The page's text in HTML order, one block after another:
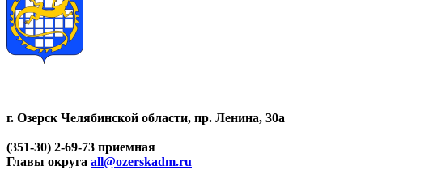
г. Озерск Челябинской области, пр. Ленина, 30а
(351-30) 2-69-73 приемная
Главы округа all@ozerskadm.ru